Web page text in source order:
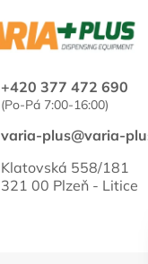
+420 377 472 690
(Po-Pá 7:00-16:00)
varia-plus@varia-
Klatovská 558/181
321 00 Plzeň - Litice